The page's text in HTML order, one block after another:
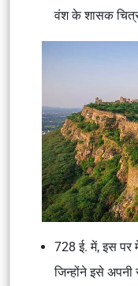
वंश के शासक
728 ई. में, इस पर
जिन्होंने इसे